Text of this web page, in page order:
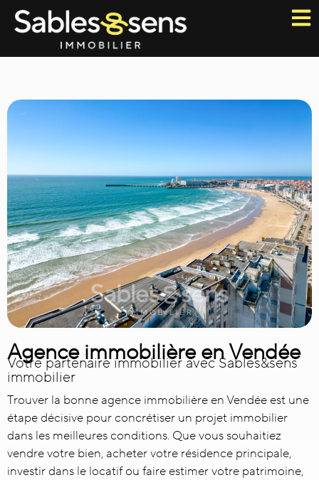
Agence immobilière en Vendée
Votre partenaire immobilier avec Sables&sens
immobilier
Trouver la bonne agence immobilière en Vendéeest une
étape décisive pour concrétiser un projet immobilier
dans les meilleures conditions. Que vous souhaitiez
vendre votre bien, acheter votre résidence principale,
investir dans le locatif ou faire estimer votre patrimoine,